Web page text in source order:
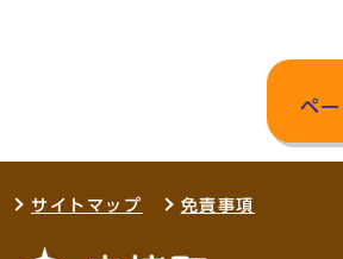
ペ
サイトマップ 免責事項